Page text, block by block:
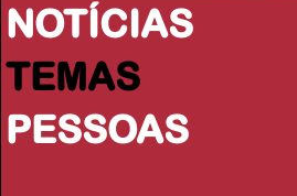
NOTÍCIAS
TEMAS
PESSOAS